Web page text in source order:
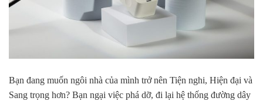
Bạn đang muốn ngôi nhà của mình trở nên Tiện nghi, Hiện đại và
Sang trọng hơn? Bạn ngại việc phá dỡ, đi lại hệ thống đường dây